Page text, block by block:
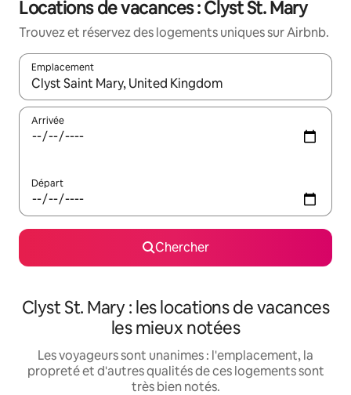
Locations de vacances : Clyst St. Mary
Trouvez et réservez des logements uniques sur Airbnb.
Emplacement
Quand les résultats sont affichés, parcourez-les en utilisant
Arrivée
Départ
Chercher
Clyst St. Mary : les locations de vacances
les mieux notées
Les voyageurs sont unanimes : l'emplacement, la
propreté et d'autres qualités de ces logements sont
très bien notés.